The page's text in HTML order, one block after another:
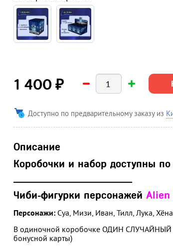
1 400 ₽
Доступно по предварительному заказу из
Описание
Коробочки и набор доступны по
Чиби-фигурки персонажей Alien
Персонажи: Суа, Мизи, Иван, Тилл, Лука, Хёна
В одиночной коробочке ОДИН СЛУЧАЙНЫЙ
бонусной карты)